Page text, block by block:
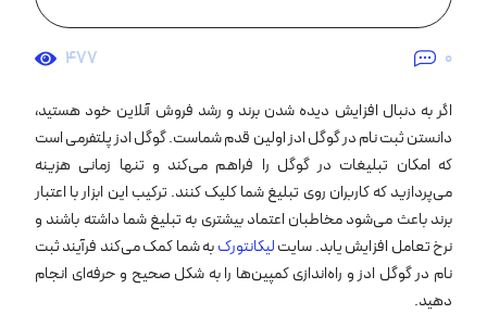
0
477
اگر به دنبال افزایش دیده شدن برند و رشد فروش آنلاین خود هستید،
دانستن ثبت نام در گوگل ادز اولین قدم شماست. گوگل ادز پلتفرمی است
که امکان تبلیغات در گوگل را فراهم می‌کند و تنها زمانی هزینه
می‌پردازید که کاربران روی تبلیغ شما کلیک کنند. ترکیب این ابزار با اعتبار
برند باعث می‌شود مخاطبان اعتماد بیشتری به تبلیغ شما داشته باشند و
نرخ تعامل افزایش یابد. سایتلیکانتورکبه شما کمک می‌کند فرآیند ثبت
نام در گوگل ادز و راه‌اندازی کمپین‌ها را به شکل صحیح و حرفه‌ای انجام
دهید.